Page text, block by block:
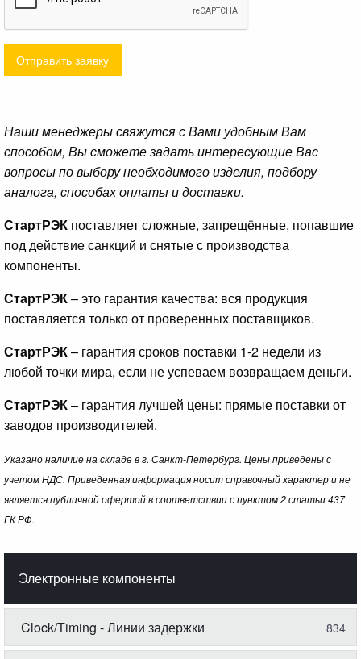
Отправить заявку
Наши менеджеры свяжутся с Вами удобным Вам
способом, Вы сможете задать интересующие Вас
вопросы по выбору необходимого изделия, подбору
аналога, способах оплаты и доставки.
СтартРЭК поставляет сложные, запрещённые, попавшие
под действие санкций и снятые с производства
компоненты.
СтартРЭК– это гарантия качества: вся продукция
поставляется только от проверенных поставщиков.
СтартРЭК– гарантия сроков поставки 1-2 недели из
любой точки мира, если не успеваем возвращаем деньги.
СтартРЭК– гарантия лучшей цены: прямые поставки от
заводов производителей.
Указано наличие на складе в г. Санкт-Петербург. Цены приведены с
учетом НДС. Приведенная информация носит справочный характер и не
является публичной офертой в соответствии с пунктом 2 статьи 437
ГК РФ.
Электронные компоненты
Clock/Timing - Линии задержки 834